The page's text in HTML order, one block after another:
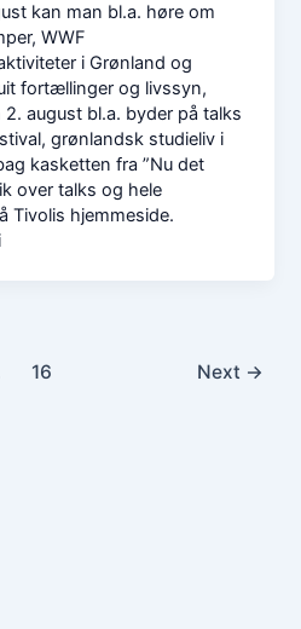
kan man bl.a. høre om
WWF
i Grønland og
fortællinger og livssyn,
august bl.a. byder på talks
grønlandsk studieliv i
kasketten fra ”Nu det
over talks og hele
Tivolis hjemmeside.
16 Next →